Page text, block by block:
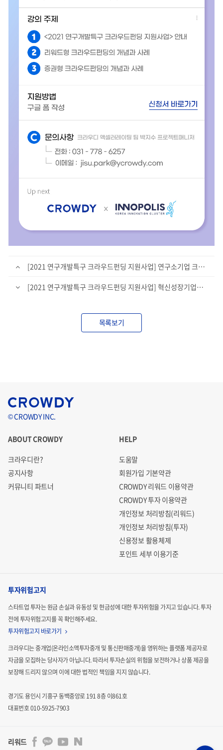
[2021 연구개발특구 크라우드펀딩 지원사업] 연구소기업 크라우드펀딩 컨설팅 상시지원
[2021 연구개발특구 크라우드펀딩 지원사업] 혁신성장기업을 모집합니다!
목록보기
© CROWDY INC.
ABOUT CROWDY
크라우디란?
공지사항
커뮤니티 파트너
HELP
도움말
회원가입 기본약관
CROWDY 리워드 이용약관
CROWDY 투자 이용약관
개인정보 처리방침(리워드)
개인정보 처리방침(투자)
신용정보 활용체제
포인트 세부 이용기준
투자위험고지
스타트업 투자는 원금 손실과 유동성 및 현금성에 대한 투자위험을 가지고 있습니다.투자
전에 투자위험고지를 꼭 확인해주세요.
투자위험고지 바로가기
크라우디는 중개업(온라인소액투자중개 및 통신판매중개)을 영위하는 플랫폼 제공자로
자금을 모집하는당사자가 아닙니다. 따라서 투자손실의 위험을 보전하거나 상품 제공을
보장해 드리지 않으며 이에 대한 법적인 책임을 지지 않습니다.
경기도 용인시 기흥구 동백중앙로 191 8층 이861호
대표번호 010-5925-7903
리워드